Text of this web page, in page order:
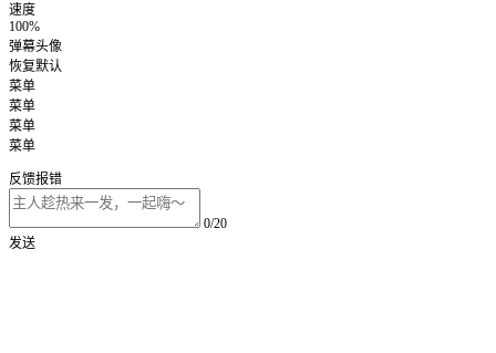
速度
100%
弹幕头像
恢复默认
菜单
菜单
菜单
菜单
反馈报错
0/20
发送